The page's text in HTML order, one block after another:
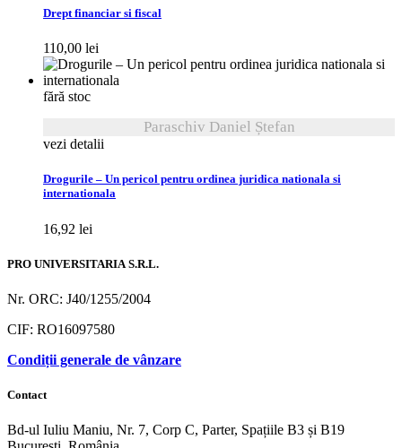
Drept financiar si fiscal
110,00 lei
fără stoc
Paraschiv Daniel Ștefan
vezi detalii
Drogurile – Un pericol pentru ordinea juridica nationala si
internationala
16,92 lei
PRO UNIVERSITARIA S.R.L.
Nr. ORC: J40/1255/2004
CIF: RO16097580
Condiții generale de vânzare
Contact
Bd-ul Iuliu Maniu, Nr. 7, Corp C, Parter, Spațiile B3 și B19